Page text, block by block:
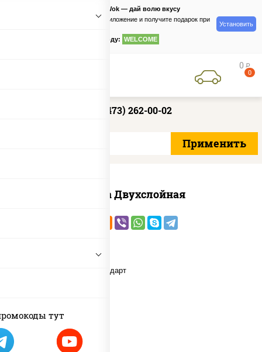
тут
PizzaSushiWok — дай волю вкусу
Скачайте приложение и получите подарок при
по промокоду: WELCOME
Установить
0 руб
0
+7 (473) 262-00-02
Пицца Двухслойная